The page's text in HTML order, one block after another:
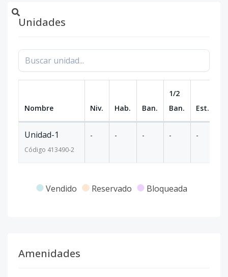
Unidades
Nombre Niv. Hab. Ban.
1/2
Ban.
Est.
Unidad-1
Código 413490-2
- - - - -
Vendido Reservado Bloqueada
Amenidades